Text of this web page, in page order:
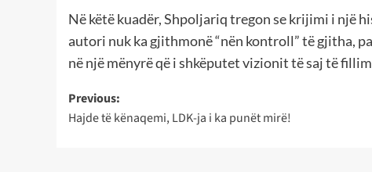
Në këtë kuadër, Shpoljariq tregon se krijimi i një
autori nuk ka gjithmonë “nën kontroll” të gjitha,
në një mënyrë që i shkëputet vizionit të saj të
Post
navigation
Previous:
Hajde të kënaqemi, LDK-ja i ka punët mirë!